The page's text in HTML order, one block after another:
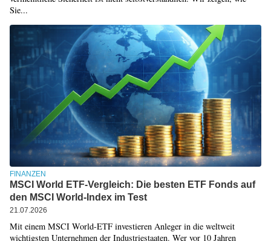
Sie...
FINANZEN
MSCI World ETF-Vergleich: Die besten ETF Fonds auf
den MSCI World-Index im Test
21.07.2026
Mit einem MSCI World-ETF investieren Anleger in die weltweit
wichtigsten Unternehmen der Industriestaaten. Wer vor 10 Jahren